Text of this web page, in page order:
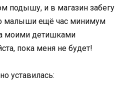
подышу, и в магазин забегу
малыши ещё час минимум
моими детишками
пока меня не будет!
уставилась: